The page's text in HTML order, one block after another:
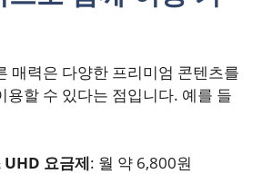
매력은 다양한 프리미엄 콘텐츠를
용할 수 있다는 점입니다. 예를 들
UHD 요금제: 월 약 6,800원